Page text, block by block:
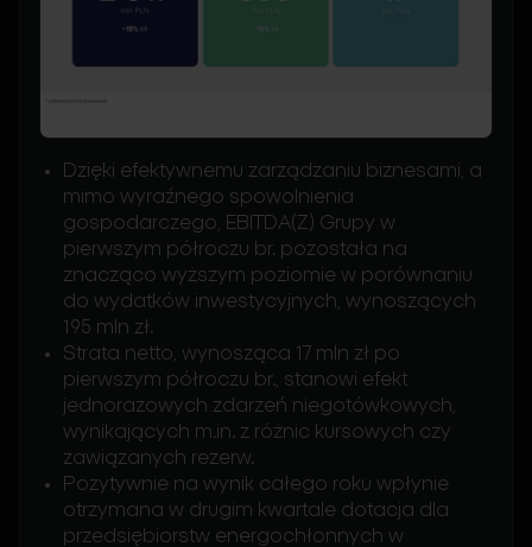
Dzięki efektywnemu zarządzaniu biznesami, a
mimo wyraźnego spowolnienia
gospodarczego, EBITDA(Z) Grupy w
pierwszym półroczu br. pozostała na
znacząco wyższym poziomie w porównaniu
do wydatków inwestycyjnych, wynoszących
195 mln zł.
Strata netto, wynosząca 17 mln zł po
pierwszym półroczu br., stanowi efekt
jednorazowych zdarzeń niegotówkowych,
wynikających m.in. z różnic kursowych czy
zawiązanych rezerw.
Pozytywnie na wynik całego roku wpłynie
otrzymana w drugim kwartale dotacja dla
przedsiębiorstw energochłonnych w